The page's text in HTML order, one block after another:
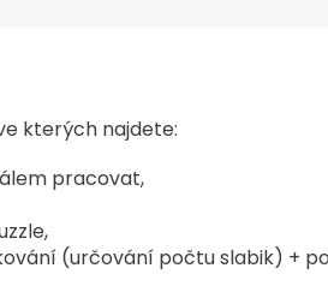
kterých najdete:
pracovat,
(určování počtu slabik) +